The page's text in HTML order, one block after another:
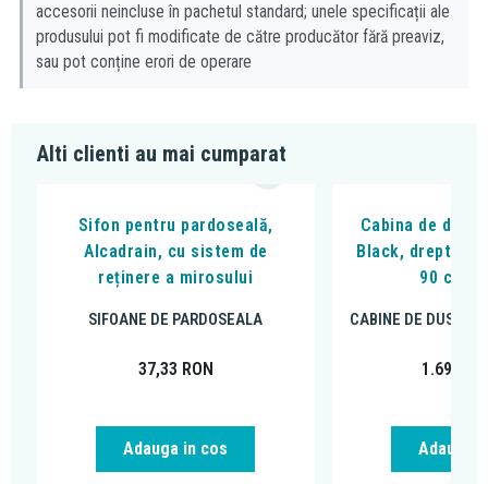
accesorii neincluse în pachetul standard; unele specificații ale
produsului pot fi modificate de către producător fără preaviz,
sau pot conține erori de operare
Alti clienti au mai cumparat
Sifon pentru pardoseală,
Alcadrain, cu sistem de
reținere a mirosului
SIFOANE DE PARDOSEALA
37,33 RON
Adauga in cos
Cabina de dus,
Black,
90 cm,
CABINE DE DUS
1.699,00
Adauga